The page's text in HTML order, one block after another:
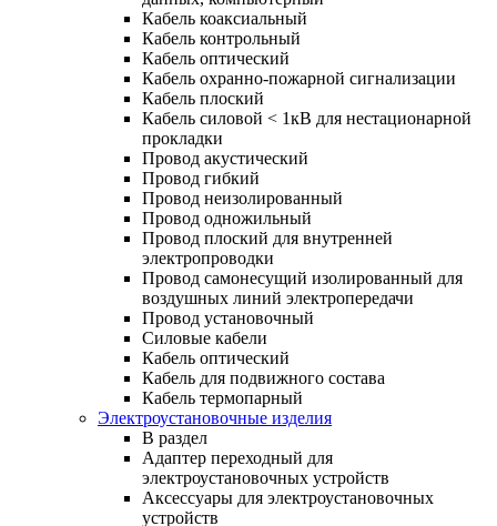
Кабель коаксиальный
Кабель контрольный
Кабель оптический
Кабель охранно-пожарной сигнализации
Кабель плоский
Кабель силовой < 1кВ для нестационарной
прокладки
Провод акустический
Провод гибкий
Провод неизолированный
Провод одножильный
Провод плоский для внутренней
электропроводки
Провод самонесущий изолированный для
воздушных линий электропередачи
Провод установочный
Силовые кабели
Кабель оптический
Кабель для подвижного состава
Кабель термопарный
Электроустановочные изделия
В раздел
Адаптер переходный для
электроустановочных устройств
Аксессуары для электроустановочных
устройств